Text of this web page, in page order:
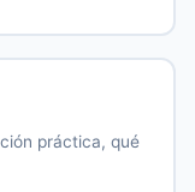
práctica, qué